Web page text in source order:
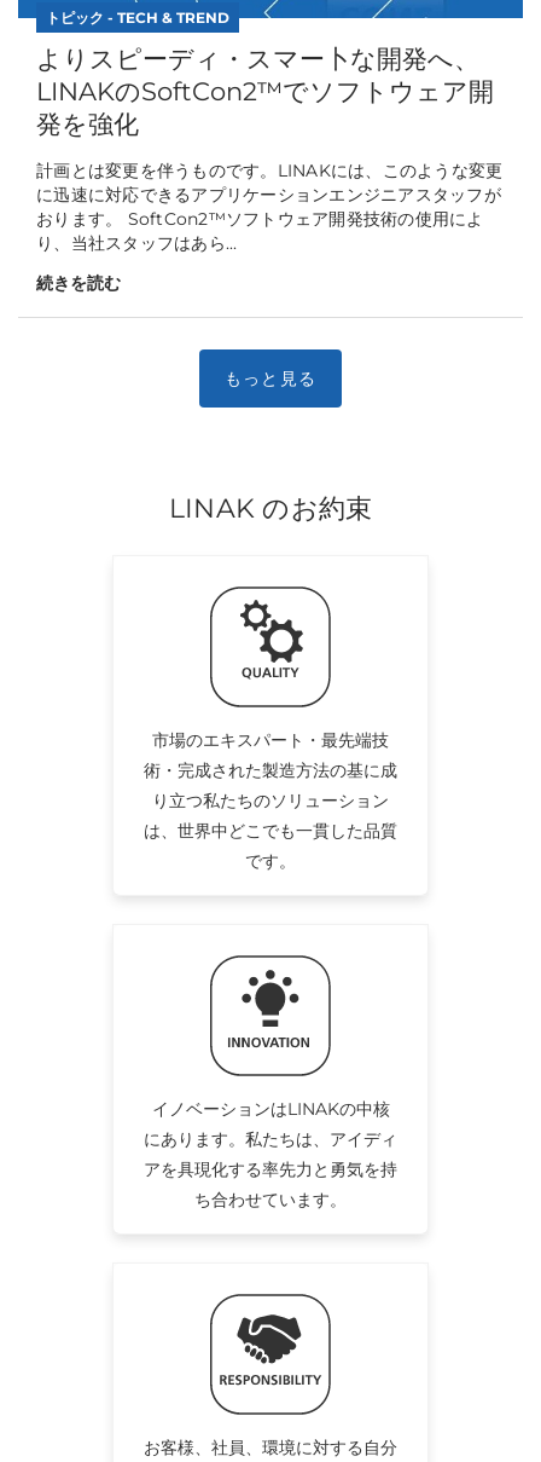
トピック - TECH & TREND
よりスピーディ・スマー卜な開発へ、
LINAKのSoftCon2™でソフトウェア開
発を強化
計画とは変更を伴うものです。LINAKには、このような変更
に迅速に対応できるアプリケーションエンジニアスタッフが
おります。 SoftCon2™ソフトウェア開発技術の使用によ
り、当社スタッフはあら...
続きを読む
LINAK のお約束
市場のエキスパート・最先端技
術・完成された製造方法の基に成
り立つ私たちのソリューション
は、世界中どこでも一貫した品質
です。
イノベーションはLINAKの中核
にあります。私たちは、アイディ
アを具現化する率先力と勇気を持
ち合わせています。
お客様、社員、環境に対する自分